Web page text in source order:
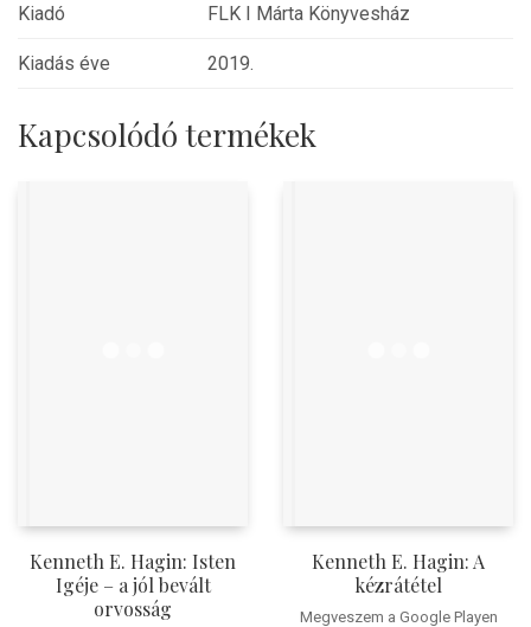
Kiadó FLK I Márta Könyvesház
Kiadás éve 2019.
Kapcsolódó termékek
Kenneth E. Hagin: Isten
Igéje – a jól bevált
orvosság
Kenneth E. Hagin: A
kézrátétel
Megveszem a Google Playen